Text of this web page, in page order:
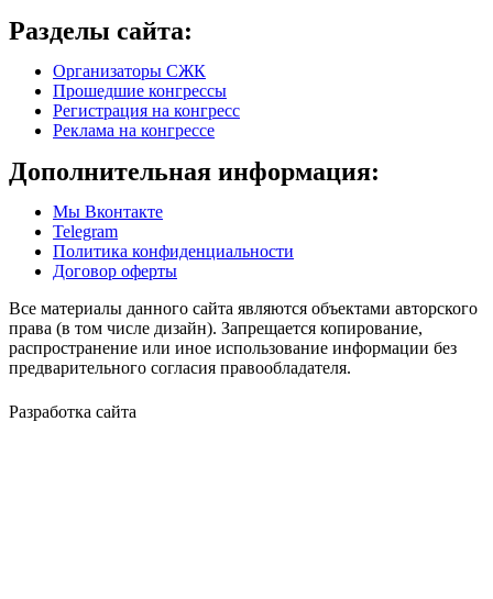
Разделы сайта:
Организаторы СЖК
Прошедшие конгрессы
Регистрация на конгресс
Реклама на конгрессе
Дополнительная информация:
Мы Вконтакте
Telegram
Политика конфиденциальности
Договор оферты
Все материалы данного сайта являются объектами авторского
права (в том числе дизайн). Запрещается копирование,
распространение или иное использование информации без
предварительного согласия правообладателя.
Разработка сайта